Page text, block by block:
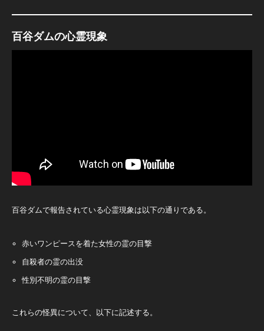
百谷ダムの心霊現象
百谷ダムで報告されている心霊現象は以下の通りである。​
赤いワンピースを着た女性の霊の目撃
自殺者の霊の出没​
性別不明の霊の目撃​
​これらの怪異について、以下に記述する。